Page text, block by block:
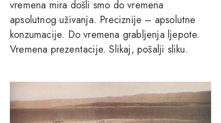
vremena mira došli smo do vremena
apsolutnog uživanja. Preciznije – apsolutne
konzumacije. Do vremena grabljenja ljepote.
Vremena prezentacije. Slikaj, pošalji sliku.